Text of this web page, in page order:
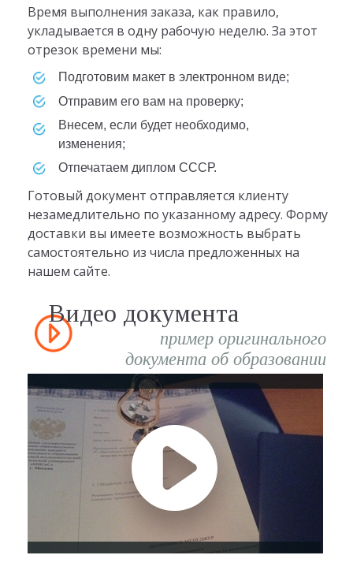
Время выполнения заказа, как правило,
укладывается в одну рабочую неделю. За этот
отрезок времени мы:
Подготовим макет в электронном виде;
Отправим его вам на проверку;
Внесем, если будет необходимо,
изменения;
Отпечатаем диплом СССР.
Готовый документ отправляется клиенту
незамедлительно по указанному адресу. Форму
доставки вы имеете возможность выбрать
самостоятельно из числа предложенных на
нашем сайте.
Видео документа
пример оригинального
документа об образовании